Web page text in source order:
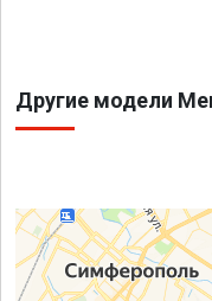
Другие модели